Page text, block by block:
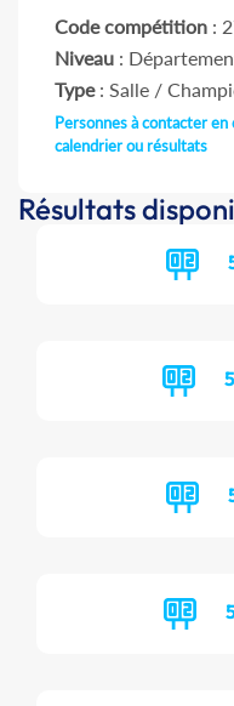
Code compétition :
Niveau :
Type: Salle /
Personnes à contacter
calendrier ou résultats
Résultats